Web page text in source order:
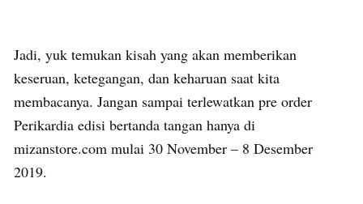
Jadi, yuk temukan kisah yang akan memberikan
keseruan, ketegangan, dan keharuan saat kita
membacanya. Jangan sampai terlewatkan pre order
Perikardia edisi bertanda tangan hanya di
mizanstore.com mulai 30 November – 8 Desember
2019.